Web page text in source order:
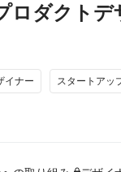
ロダクトデ
イナー スタートアッ